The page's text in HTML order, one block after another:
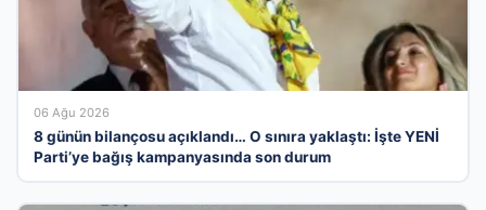
06 Ağu 2026
8 günün bilançosu açıklandı… O sınıra yaklaştı: İşte YENİ
Parti’ye bağış kampanyasında son durum